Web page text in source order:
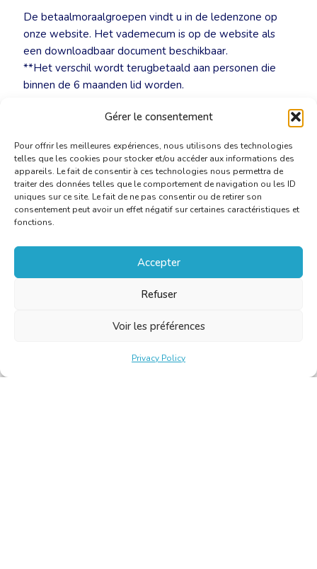
Gérer le consentement
Pour offrir les meilleures expériences, nous utilisons des technologies
telles que les cookies pour stocker et/ou accéder aux informations des
appareils. Le fait de consentir à ces technologies nous permettra de
traiter des données telles que le comportement de navigation ou les ID
uniques sur ce site. Le fait de ne pas consentir ou de retirer son
consentement peut avoir un effet négatif sur certaines caractéristiques et
fonctions.
Accepter
Refuser
Voir les préférences
Privacy Policy
De betaalmoraalgroepen vindt u in de ledenzone op
onze website. Het vademecum is op de website als
een downloadbaar document beschikbaar.
**Het verschil wordt terugbetaald aan personen die
binnen de 6 maanden lid worden.